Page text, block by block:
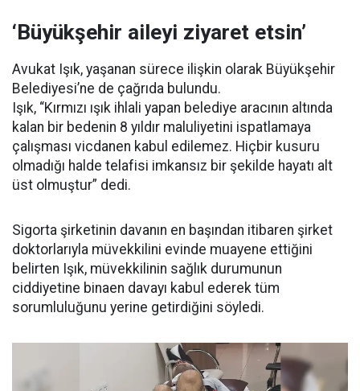
‘Büyükşehir aileyi ziyaret etsin’
Avukat Işık, yaşanan sürece ilişkin olarak Büyükşehir
Belediyesi’ne de çağrıda bulundu.
Işık, “Kırmızı ışık ihlali yapan belediye aracının altında
kalan bir bedenin 8 yıldır maluliyetini ispatlamaya
çalışması vicdanen kabul edilemez. Hiçbir kusuru
olmadığı halde telafisi imkansız bir şekilde hayatı alt
üst olmuştur” dedi.
Sigorta şirketinin davanın en başından itibaren şirket
doktorlarıyla müvekkilini evinde muayene ettiğini
belirten Işık, müvekkilinin sağlık durumunun
ciddiyetine binaen davayı kabul ederek tüm
sorumluluğunu yerine getirdiğini söyledi.